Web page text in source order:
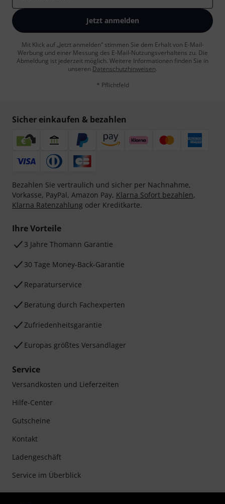
Jetzt anmelden
Mit Klick auf „Jetzt anmelden“ stimmen Sie dem Erhalt von E-Mail-
Werbung und einer Messung des E-Mail-Nutzungsverhaltens zu. Die
Abmeldung ist jederzeit möglich. Weitere Informationen finden Sie in
unseren Datenschutzhinweisen.
* Pflichtfeld
Sicher einkaufen & bezahlen
Bezahlen Sie vertraulich und sicher per Nachnahme,
Vorkasse, PayPal, Amazon Pay, Klarna Sofort bezahlen,
Klarna Ratenzahlung oder Kreditkarte.
Ihre Vorteile
3 Jahre Thomann Garantie
30 Tage Money-Back-Garantie
Reparaturservice
Beratung durch Fachexperten
Zufriedenheitsgarantie
Europas größtes Versandlager
Service
Versandkosten und Lieferzeiten
Hilfe-Center
Gutscheine
Kontakt
Ladengeschäft
Service im Überblick